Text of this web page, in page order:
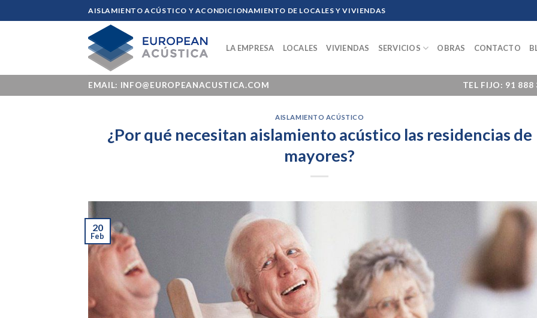
to
AISLAMIENTO ACÚSTICO Y ACONDICIONAMIENTO DE LOCALES Y VIVIENDAS
LA EMPRESA LOCALES VIVIENDAS SERVICIOS OBRAS CONTACTO
EMAIL: INFO@EUROPEANACUSTICA.COM TEL FIJO: 91
AISLAMIENTO ACÚSTICO
¿Por qué necesitan aislamiento acústico las residencias de
mayores?
20
Feb